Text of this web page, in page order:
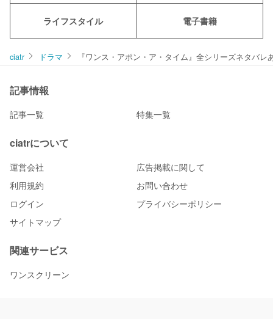
ライフスタイル 電子書籍
ciatr ドラマ 『ワンス・アポン・ア・タイム』全シリーズネタバレ
記事情報
記事一覧 特集一覧
ciatrについて
運営会社
広告掲載に関して
利用規約
お問い合わせ
ログイン
プライバシーポリシー
サイトマップ
関連サービス
ワンスクリーン